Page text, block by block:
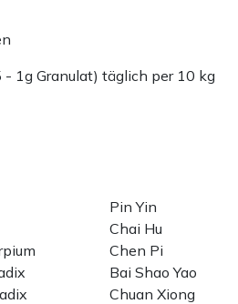
1g Granulat) täglich per 10 kg
Pin Yin
Chai Hu
Chen Pi
Bai Shao Yao
Chuan Xiong